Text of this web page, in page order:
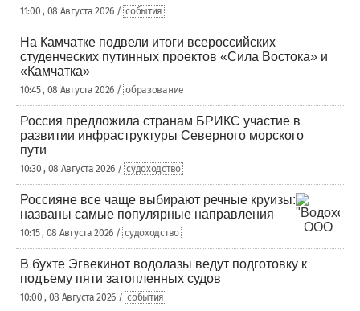
11:00 , 08 Августа 2026 / события
На Камчатке подвели итоги всероссийских
студенческих путинных проектов «Сила Востока» и
«Камчатка»
10:45 , 08 Августа 2026 / образование
Россия предложила странам БРИКС участие в
развитии инфраструктуры Северного морского
пути
10:30 , 08 Августа 2026 / судоходство
Россияне все чаще выбирают речные круизы:
названы самые популярные направления
10:15 , 08 Августа 2026 / судоходство
В бухте Эгвекинот водолазы ведут подготовку к
подъему пяти затопленных судов
10:00 , 08 Августа 2026 / события